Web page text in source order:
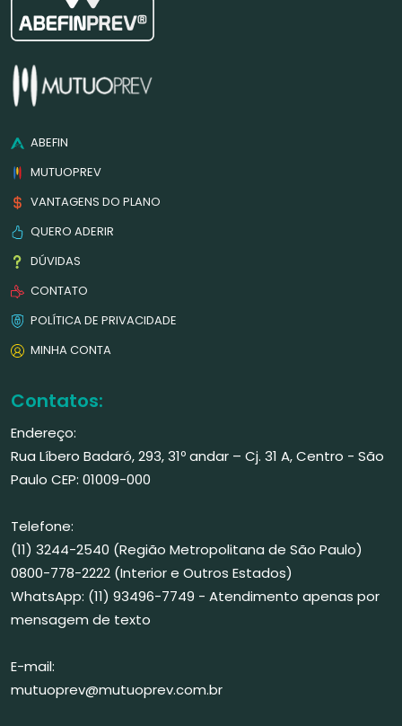
ABEFIN
MUTUOPREV
VANTAGENS DO PLANO
QUERO ADERIR
DÚVIDAS
CONTATO
POLÍTICA DE PRIVACIDADE
MINHA CONTA
Contatos:
Endereço:
Rua Líbero Badaró, 293, 31º andar – Cj. 31 A, Centro - São
Paulo CEP: 01009-000
Telefone:
(11) 3244-2540 (Região Metropolitana de São Paulo)
0800-778-2222 (Interior e Outros Estados)
WhatsApp: (11) 93496-7749 - Atendimento apenas por
mensagem de texto
E-mail:
mutuoprev@mutuoprev.com.br